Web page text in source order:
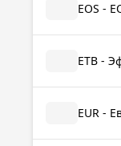
EOS -
ETB -
EUR -